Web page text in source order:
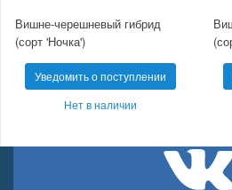
Вишне-черешневый гибрид
(сорт 'Ночка')
Уведомить о поступлении
Нет в наличии